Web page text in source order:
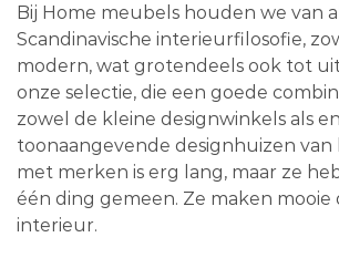
Bij Home meubels houden we van
Scandinavische interieurfilosofie,
modern, wat grotendeels ook tot
onze selectie, die een goede
zowel de kleine designwinkels als
toonaangevende designhuizen van
met merken is erg lang, maar ze
één ding gemeen. Ze maken mooie
interieur.